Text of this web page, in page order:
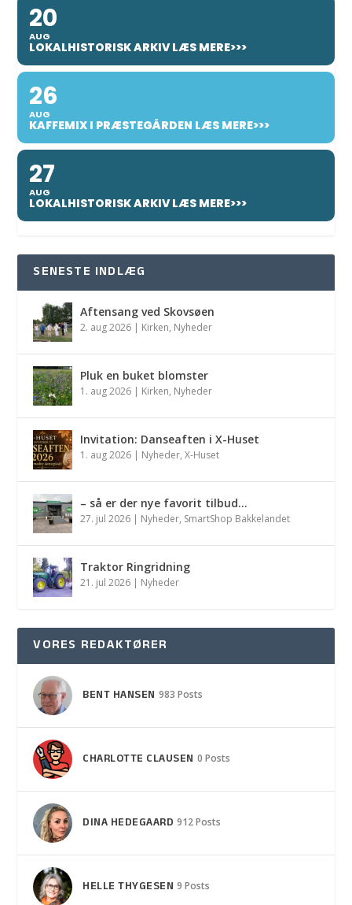
20
AUG
LOKALHISTORISK ARKIV LÆS MERE>>>
26
AUG
KAFFEMIX I PRÆSTEGÅRDEN LÆS MERE>>>
27
AUG
LOKALHISTORISK ARKIV LÆS MERE>>>
SENESTE INDLÆG
Aftensang ved Skovsøen
2. aug 2026 | Kirken, Nyheder
Pluk en buket blomster
1. aug 2026 | Kirken, Nyheder
Invitation: Danseaften i X-Huset
1. aug 2026 | Nyheder,X-Huset
– så er der nye favorit tilbud…
27. jul 2026 | Nyheder, SmartShop Bakkelandet
Traktor Ringridning
21. jul 2026 | Nyheder
VORES REDAKTØRER
BENT HANSEN 983 Posts
CHARLOTTE CLAUSEN 0 Posts
DINA HEDEGAARD 912 Posts
HELLE THYGESEN 9 Posts